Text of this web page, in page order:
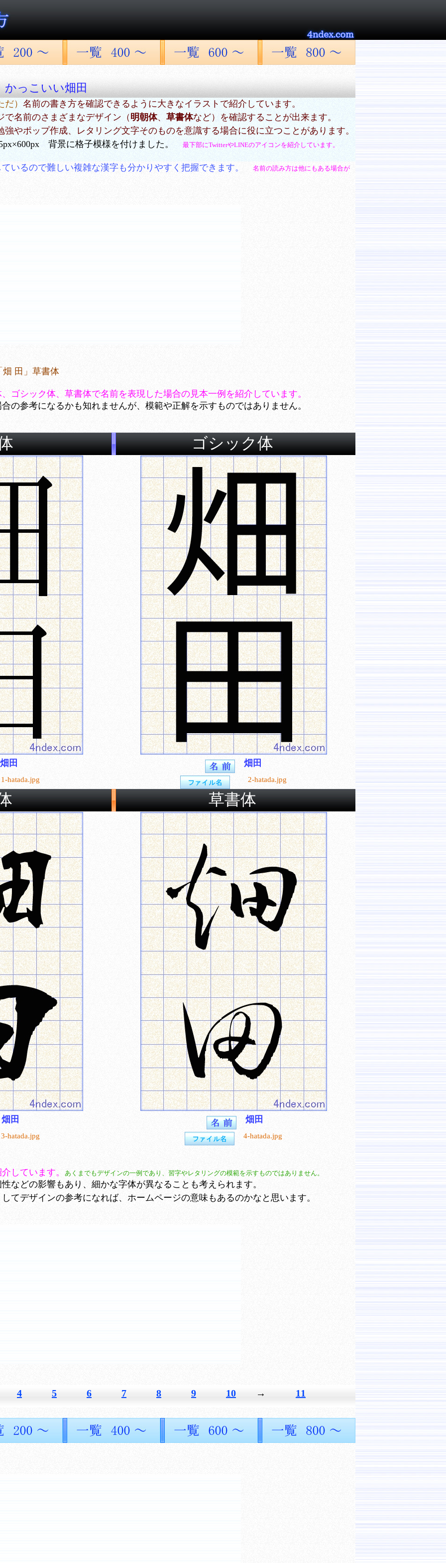
っこいい畑田
だ） 名前の書き方を確認できるように大きなイラストで紹介しています。
で名前のさまざまなデザイン（ 明朝体、 草書体など）を確認することが出来ます。
強やポップ作成、レタリング文字そのものを意識する場合に役に立つことがあります。
背景に格子模様を付けました。
最下部にTwitterやLINEのアイコンを紹介しています。
いるので難しい複雑な漢字も分かりやすく把握できます。 名前の読み方は他にもある場合が
田」草書体
ゴシック体、草書体で名前を表現した場合の見本一例を紹介しています。
の参考になるかも知れませんが、模範や正解を示すものではありません。
ゴシック体
畑田 畑田
1-hatada.jpg 2-hatada.jpg
草書体
畑田 畑田
3-hatada.jpg 4-hatada.jpg
しています。 あくまでもデザインの一例であり、習字やレタリングの模範を示すものではありません。
どの影響もあり、細かな字体が異なることも考えられます。
てデザインの参考になれば、ホームページの意味もあるのかなと思います。
4 5 6 7 8 9 10 → 11